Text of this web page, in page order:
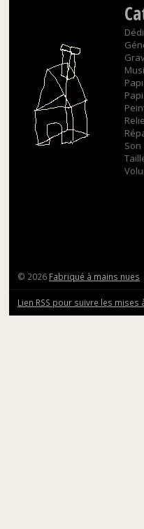
Son
© 2026 Fabriqué à mains nues
Lien RSS pour suivre les mises